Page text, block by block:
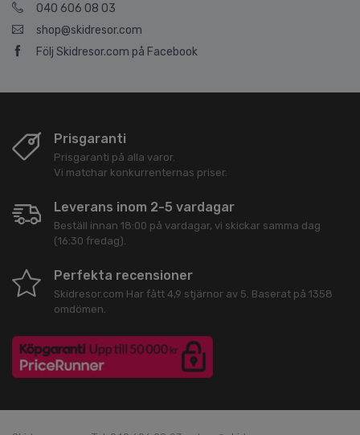
040 606 08 03
shop@skidresor.com
Följ Skidresor.com på Facebook
Prisgaranti
Prisgaranti på alla varor.
Vi matchar konkurrenternas priser.
Leverans inom 2-5 vardagar
Beställ innan 18:00 på vardagar, vi skickar samma dag
(16:30 fredag).
Perfekta recensioner
Skidresor.com Har fått 4,9 stjärnor av 5 . Baserat på 1358
omdömen.